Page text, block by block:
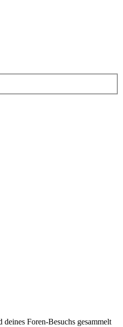
Foren-Besuchs gesammelt